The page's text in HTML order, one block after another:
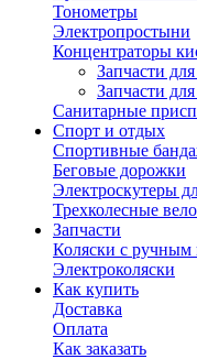
Тонометры
Электропростыни
Концентраторы
Запчасти
Запчасти
Санитарные
Спорт и отдых
Спортивные
Беговые дорожки
Электроскутеры
Трехколесные
Запчасти
Коляски с ручным
Электроколяски
Как купить
Доставка
Оплата
Как заказать